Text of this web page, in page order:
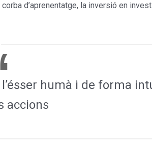
d’aprenentatge, la inversió en
humà i de forma
accions